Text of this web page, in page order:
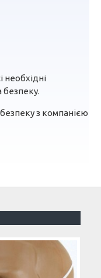
необхідні
безпеку.
з компанією